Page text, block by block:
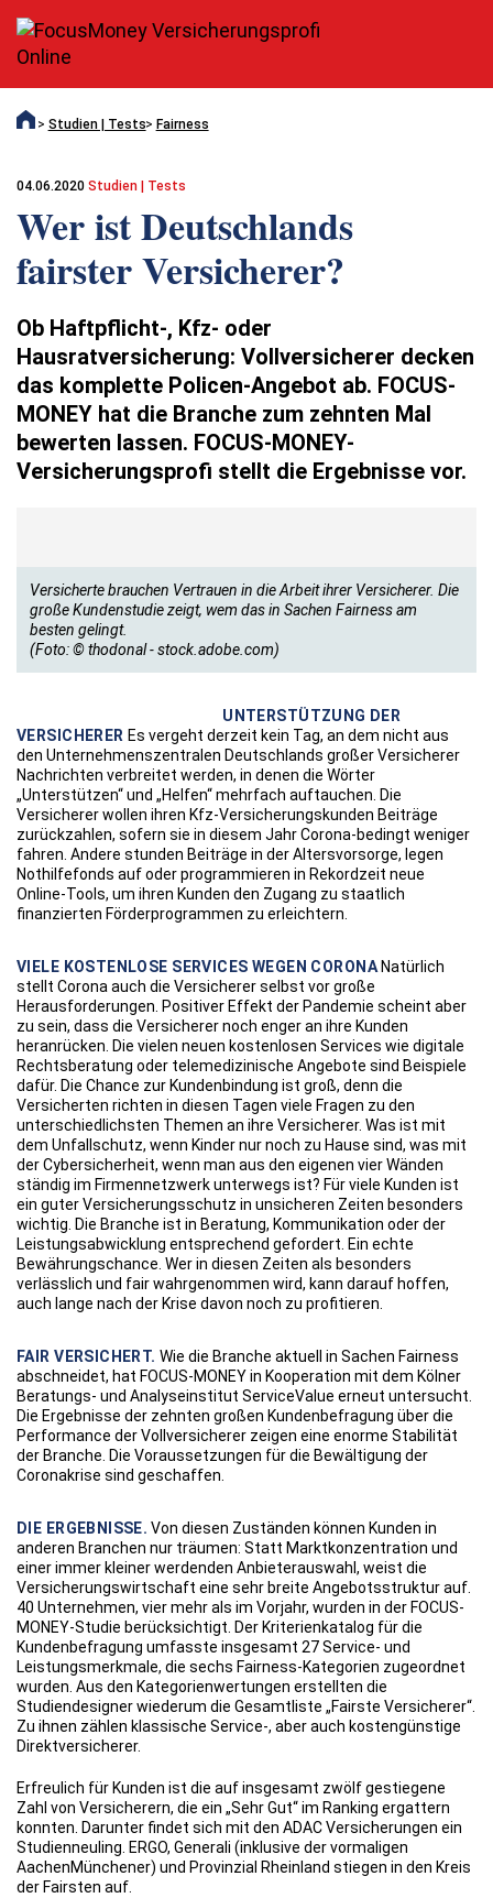
Studien | Tests Fairness
04.06.2020 Studien | Tests
Wer ist Deutschlands
fairster Versicherer?
Ob Haftpflicht-, Kfz- oder
Hausratversicherung: Vollversicherer decken
das komplette Policen-Angebot ab. FOCUS-
MONEY hat die Branche zum zehnten Mal
bewerten lassen. FOCUS-MONEY-
Versicherungsprofi stellt die Ergebnisse vor.
Versicherte brauchen Vertrauen in die Arbeit ihrer Versicherer. Die
große Kundenstudie zeigt, wem das in Sachen Fairness am
besten gelingt.
(Foto: © thodonal - stock.adobe.com)
UNTERSTÜTZUNG DER
VERSICHERER Es vergeht derzeit kein Tag, an dem nicht aus
den Unternehmenszentralen Deutschlands großer Versicherer
Nachrichten verbreitet werden, in denen die Wörter
„Unterstützen“ und „Helfen“ mehrfach auftauchen. Die
Versicherer wollen ihren Kfz-Versicherungskunden Beiträge
zurückzahlen, sofern sie in diesem Jahr Corona-bedingt weniger
fahren. Andere stunden Beiträge in der Altersvorsorge, legen
Nothilfefonds auf oder programmieren in Rekordzeit neue
Online-Tools, um ihren Kunden den Zugang zu staatlich
finanzierten Förderprogrammen zu erleichtern.
VIELE KOSTENLOSE SERVICES WEGEN CORONA Natürlich
stellt Corona auch die Versicherer selbst vor große
Herausforderungen. Positiver Effekt der Pandemie scheint aber
zu sein, dass die Versicherer noch enger an ihre Kunden
heranrücken. Die vielen neuen kostenlosen Services wie digitale
Rechtsberatung oder telemedizinische Angebote sind Beispiele
dafür. Die Chance zur Kundenbindung ist groß, denn die
Versicherten richten in diesen Tagen viele Fragen zu den
unterschiedlichsten Themen an ihre Versicherer. Was ist mit
dem Unfallschutz, wenn Kinder nur noch zu Hause sind, was mit
der Cybersicherheit, wenn man aus den eigenen vier Wänden
ständig im Firmennetzwerk unterwegs ist? Für viele Kunden ist
ein guter Versicherungsschutz in unsicheren Zeiten besonders
wichtig. Die Branche ist in Beratung, Kommunikation oder der
Leistungsabwicklung entsprechend gefordert. Ein echte
Bewährungschance. Wer in diesen Zeiten als besonders
verlässlich und fair wahrgenommen wird, kann darauf hoffen,
auch lange nach der Krise davon noch zu profitieren.
FAIR VERSICHERT. Wie die Branche aktuell in Sachen Fairness
abschneidet, hat FOCUS-MONEY in Kooperation mit dem Kölner
Beratungs- und Analyseinstitut ServiceValue erneut untersucht.
Die Ergebnisse der zehnten großen Kundenbefragung über die
Performance der Vollversicherer zeigen eine enorme Stabilität
der Branche. Die Voraussetzungen für die Bewältigung der
Coronakrise sind geschaffen.
DIE ERGEBNISSE. Von diesen Zuständen können Kunden in
anderen Branchen nur träumen: Statt Marktkonzentration und
einer immer kleiner werdenden Anbieterauswahl, weist die
Versicherungswirtschaft eine sehr breite Angebotsstruktur auf.
40 Unternehmen, vier mehr als im Vorjahr, wurden in der FOCUS-
MONEY-Studie berücksichtigt. Der Kriterienkatalog für die
Kundenbefragung umfasste insgesamt 27 Service- und
Leistungsmerkmale, die sechs Fairness-Kategorien zugeordnet
wurden. Aus den Kategorienwertungen erstellten die
Studiendesigner wiederum die Gesamtliste „Fairste Versicherer“.
Zu ihnen zählen klassische Service-, aber auch kos­tengünstige
Direktversicherer.
Erfreulich für Kunden ist die auf insgesamt zwölf gestiegene
Zahl von Versicherern, die ein „Sehr Gut“ im Ranking ergattern
konnten. Darunter findet sich mit den ADAC Versicherungen ein
Studienneuling. ERGO, Generali (inklusive der vormaligen
AachenMünchener) und Provinzial Rheinland stiegen in den Kreis
der Fairsten auf.